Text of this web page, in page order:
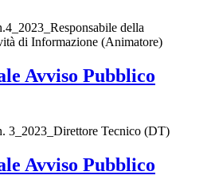
della
di Informazione (Animatore)
Avviso Pubblico
3_2023_Direttore Tecnico (DT)
Avviso Pubblico